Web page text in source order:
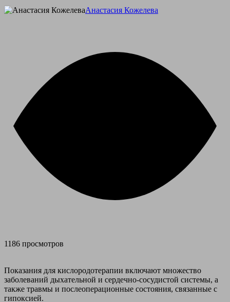
Анастасия Кожелева
1186 просмотров
Показания для кислородотерапии включают множество
заболеваний дыхательной и сердечно-сосудистой системы, а
также травмы и послеоперационные состояния, связанные с
гипоксией.